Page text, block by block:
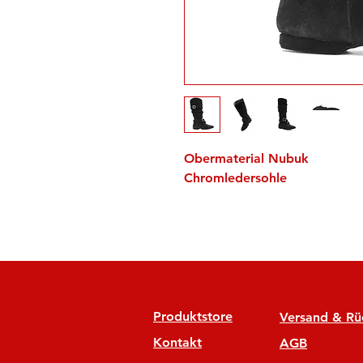
Obermaterial Nubuk
Chromledersohle
Produktstore
Kontakt
Versand &
AGB